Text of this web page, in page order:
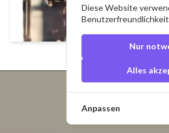
Diese Website
Nur
Alles
Anpassen